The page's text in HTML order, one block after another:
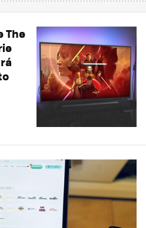
The